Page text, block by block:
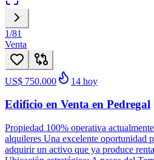
1/81
Venta
US$ 750.000 14 hoy
Edificio en Venta en Pedregal
Propiedad 100% operativa
alquileres Una excelente oportunidad
adquirir un activo que ya produce